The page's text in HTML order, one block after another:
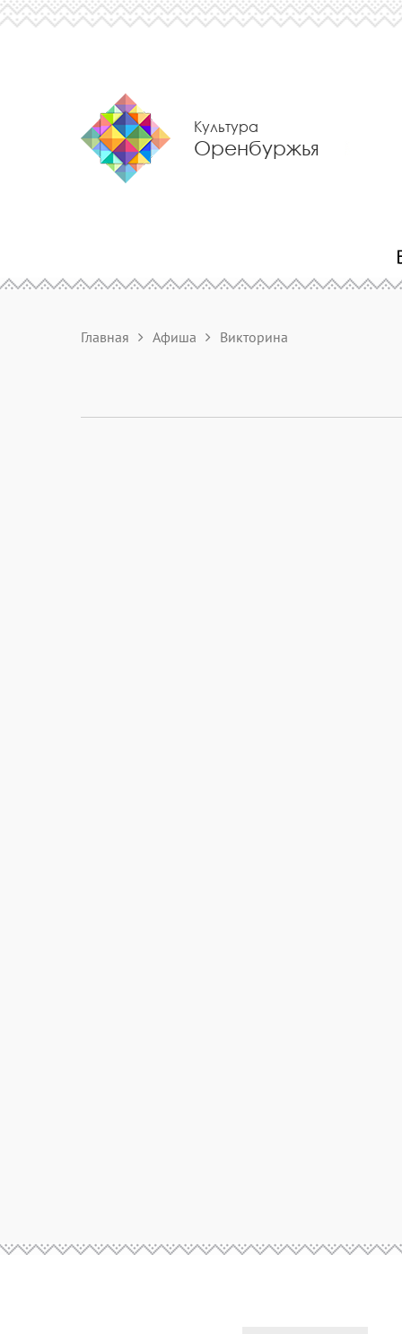
Культура
Оренбуржья
Главная Афиша Викторина